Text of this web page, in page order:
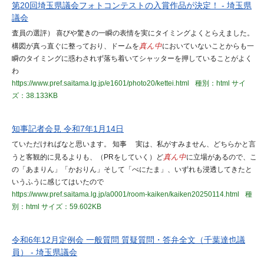
第20回埼玉県議会フォトコンテストの入賞作品が決定！ - 埼玉県
議会
査員の選評） 喜びや驚きの一瞬の表情を実にタイミングよくとらえました。
構図が真っ直ぐに整っており、ドームを真ん中においていないことからも一
瞬のタイミングに惑わされず落ち着いてシャッターを押していることがよく
わ
https://www.pref.saitama.lg.jp/e1601/photo20/kettei.html
種別：html サイ
ズ：38.133KB
知事記者会見 令和7年1月14日
ていただければなと思います。 知事 実は、私がすみません、どちらかと言
うと客観的に見るよりも、（PRをしていく）ど真ん中に立場があるので、こ
の「あまりん」「かおりん」そして「べにたま」、いずれも浸透してきたと
いうふうに感じてはいたので
https://www.pref.saitama.lg.jp/a0001/room-kaiken/kaiken20250114.html
種
別：html サイズ：59.602KB
令和6年12月定例会 一般質問 質疑質問・答弁全文（千葉達也議
員） - 埼玉県議会